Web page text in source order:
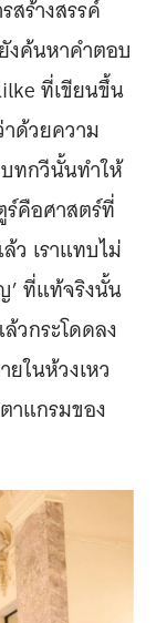
สร้างสรรค์
งค้นหาคำตอบ
ที่เขียนขึ้น
าด้วยความ
ทกวีนั้นทำให้
คือศาสตร์ที่
เราแทบไม่
’ ที่แท้จริงนั้น
วกระโดดลง
ในห้วงเหว
าแกรมของ